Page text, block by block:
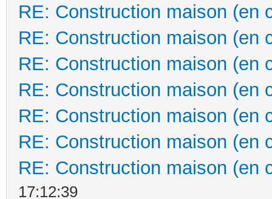
RE: Construction maison (en
RE: Construction maison (en
RE: Construction maison (en
RE: Construction maison (en
RE: Construction maison (en
RE: Construction maison (en
RE: Construction maison (en
17:12:39